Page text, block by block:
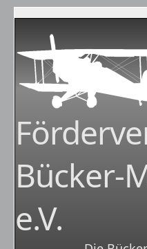
Bücker-
e.V.